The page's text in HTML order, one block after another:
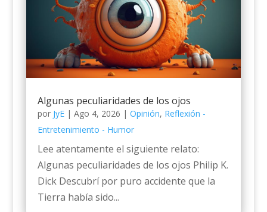
Algunas peculiaridades de los ojos
por JyE| Ago 4, 2026 | Opinión, Reflexión -
Entretenimiento - Humor
Lee atentamente el siguiente relato:
Algunas peculiaridades de los ojos Philip K.
Dick Descubrí por puro accidente que la
Tierra había sido...